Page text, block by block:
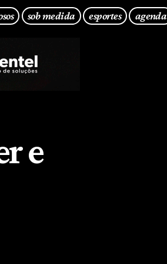
sob medida esportes agenda
e